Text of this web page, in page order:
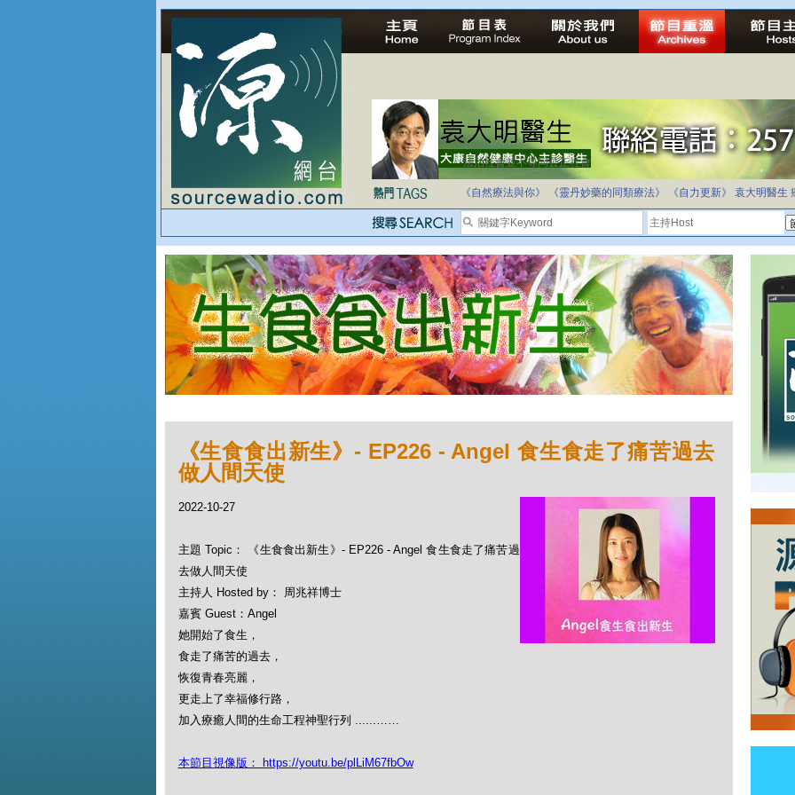
法治社會並不等同公正社會
自家教育合法化-推動多元化教育，全民學卷制
《自然療法與你》
《靈丹妙藥的同類療法》 《自力更新》 袁大明醫生
《生食食出新生》- EP226 - Angel 食生食走了痛苦過去
做人間天使
2022-10-27
主題 Topic： 《生食食出新生》- EP226 - Angel 食生食走了痛苦過
去做人間天使
主持人 Hosted by： 周兆祥博士
嘉賓 Guest：Angel
她開始了食生，
食走了痛苦的過去，
恢復青春亮麗，
更走上了幸福修行路，
加入療癒人間的生命工程神聖行列 ......……
本節目視像版： https://youtu.be/plLiM67fbOw